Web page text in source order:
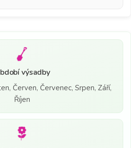
výsadby
Červen, Červenec, Srpen, Září,
Říjen